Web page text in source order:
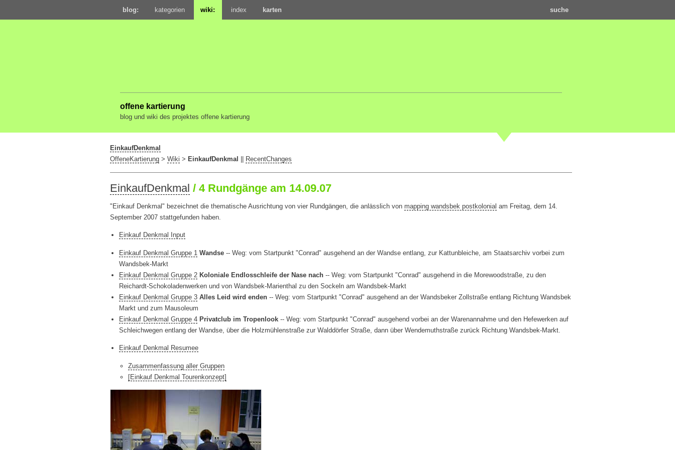
blog: kategorien wiki: index suche
karten
offene kartierung
blog und wiki des projektes offene kartierung
EinkaufDenkmal
OffeneKartierung> Wiki > EinkaufDenkmal RecentChanges
EinkaufDenkmal / 4 Rundgänge am 14.09.07
"Einkauf Denkmal" bezeichnet die thematische Ausrichtung von vier Rundgängen, die anlässlich von mapping wandsbek postkolonial am Freitag, dem 14.
September 2007 stattgefunden haben.
Einkauf Denkmal Input
Einkauf Denkmal Gruppe 1 Wandse-- Weg: vom Startpunkt "Conrad" ausgehend an der Wandse entlang, zur Kattunbleiche, am Staatsarchiv vorbei zum
Wandsbek-Markt
Einkauf Denkmal Gruppe 2 Koloniale Endlosschleife der Nase nach-- Weg: vom Startpunkt "Conrad" ausgehend in die Morewoodstraße, zu den
Reichardt-Schokoladenwerken und von Wandsbek-Marienthal zu den Sockeln am Wandsbek-Markt
Einkauf Denkmal Gruppe 3 Alles Leid wird enden-- Weg: vom Startpunkt "Conrad" ausgehend an der Wandsbeker Zollstraße entlang Richtung Wandsbek
Markt und zum Mausoleum
Einkauf Denkmal Gruppe 4 Privatclub im Tropenlook-- Weg: vom Startpunkt "Conrad" ausgehend vorbei an der Warenannahme und den Hefewerken auf
Schleichwegen entlang der Wandse, über die Holzmühlenstraße zur Walddörfer Straße, dann über Wendemuthstraße zurück Richtung Wandsbek-Markt.
Einkauf Denkmal Resumee
Zusammenfassung aller Gruppen
[Einkauf Denkmal Tourenkonzept]